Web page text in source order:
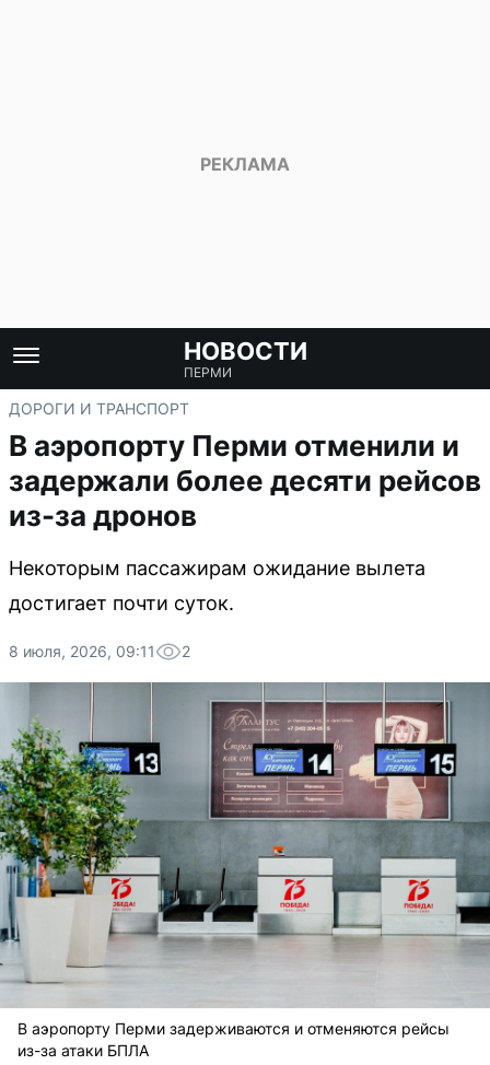
НОВОСТИ
ПЕРМИ
ДОРОГИ И ТРАНСПОРТ
В аэропорту Перми отменили и
задержали более десяти рейсов
из-за дронов
Некоторым пассажирам ожидание вылета
достигает почти суток.
8 июля, 2026, 09:11 2
В аэропорту Перми задерживаются и отменяются рейсы
из-за атаки БПЛА